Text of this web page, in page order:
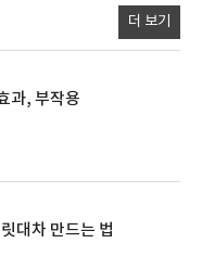
더 보기
과, 부작용
대차 만드는 법